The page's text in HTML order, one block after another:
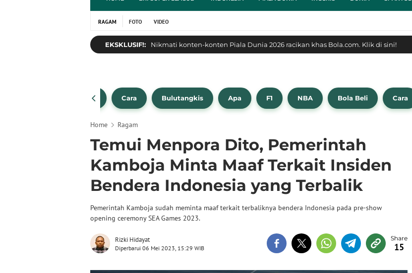
RAGAM FOTO VIDEO
EKSKLUSIF!: Nikmati konten-konten Piala Dunia 2026 racikan khas Bola.com. Klik di sini!
Bola Beli Cara Bulutangkis Apa F1 NBA Bola Beli Cara
Home Ragam
Temui Menpora Dito, Pemerintah
Kamboja Minta Maaf Terkait Insiden
Bendera Indonesia yang Terbalik
Pemerintah Kamboja sudah meminta maaf terkait terbaliknya bendera Indonesia pada pre-show
opening ceremony SEA Games 2023.
Rizki Hidayat
Diperbarui 06 Mei 2023, 15:29 WIB 15